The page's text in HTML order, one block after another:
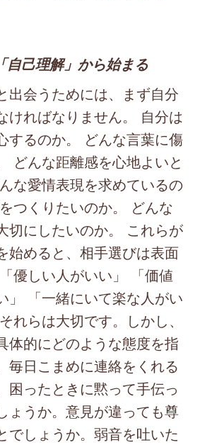
己理解」から始まる
出会うためには、まず自分
ければなりません。 自分は
するのか。 どんな言葉に傷
どんな距離感を心地よいと
な愛情表現を求めているの
つくりたいのか。 どんな
切にしたいのか。 これらが
始めると、相手選びは表面
優しい人がいい」 「価値
」 「一緒にいて楽な人がい
れらは大切です。しかし、
体的にどのような態度を指
毎日こまめに連絡をくれる
困ったときに黙って手伝っ
ょうか。意見が違っても尊
でしょうか。弱音を吐いた